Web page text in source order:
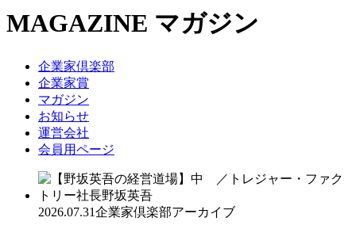
MAGAZINE マガジン
企業家倶楽部
企業家賞
マガジン
お知らせ
運営会社
会員用ページ
2026.07.31企業家倶楽部アーカイブ